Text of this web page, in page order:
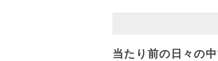
当たり前の日々の